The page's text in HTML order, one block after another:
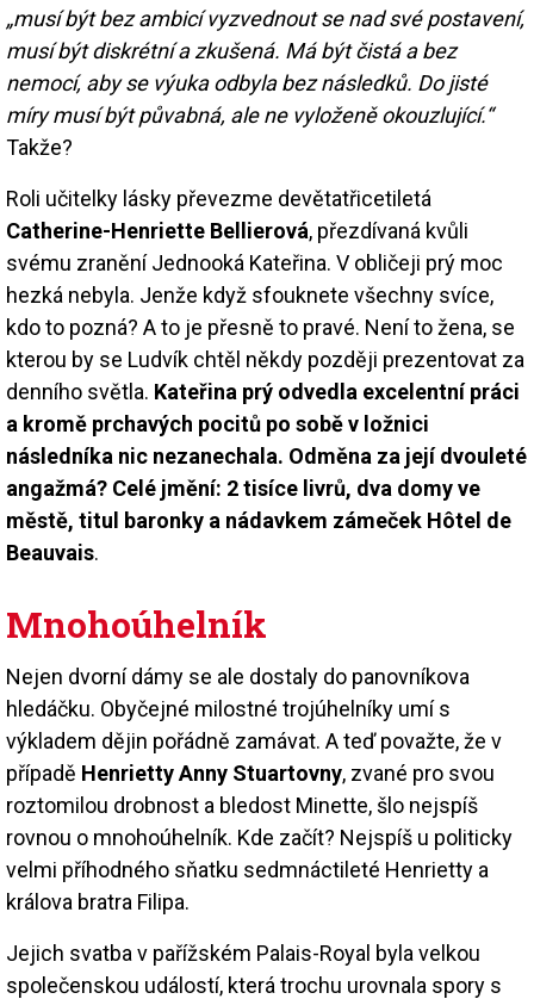
„musí být bez ambicí vyzvednout se nad své postavení,
musí být diskrétní a zkušená. Má být čistá a bez
nemocí, aby se výuka odbyla bez následků. Do jisté
míry musí být půvabná, ale ne vyloženě okouzlující.“
Takže?
Roli učitelky lásky převezme devětatřicetiletá
Catherine-Henriette Bellierová, přezdívaná kvůli
svému zranění Jednooká Kateřina. V obličeji prý moc
hezká nebyla. Jenže když sfouknete všechny svíce,
kdo to pozná? A to je přesně to pravé. Není to žena, se
kterou by se Ludvík chtěl někdy později prezentovat za
denního světla. Kateřina prý odvedla excelentní práci
a kromě prchavých pocitů po sobě v ložnici
následníka nic nezanechala. Odměna za její dvouleté
angažmá? Celé jmění: 2 tisíce livrů, dva domy ve
městě, titul baronky a nádavkem zámeček Hôtel de
Beauvais.
Mnohoúhelník
Nejen dvorní dámy se ale dostaly do panovníkova
hledáčku. Obyčejné milostné trojúhelníky umí s
výkladem dějin pořádně zamávat. A teď považte, že v
případě Henrietty Anny Stuartovny, zvané pro svou
roztomilou drobnost a bledost Minette, šlo nejspíš
rovnou o mnohoúhelník. Kde začít? Nejspíš u politicky
velmi příhodného sňatku sedmnáctileté Henrietty a
králova bratra Filipa.
Jejich svatba v pařížském Palais-Royal byla velkou
společenskou událostí, která trochu urovnala spory s